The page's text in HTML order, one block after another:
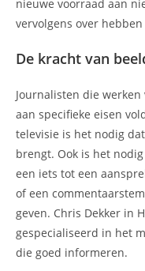
nieuwe voorraad aan
vervolgens over
De kracht van
Journalisten die
aan specifieke eisen
televisie is het nodig
brengt. Ook is het
een iets tot een
of een
geven. Chris Dekker in
gespecialiseerd in het
die goed informeren.